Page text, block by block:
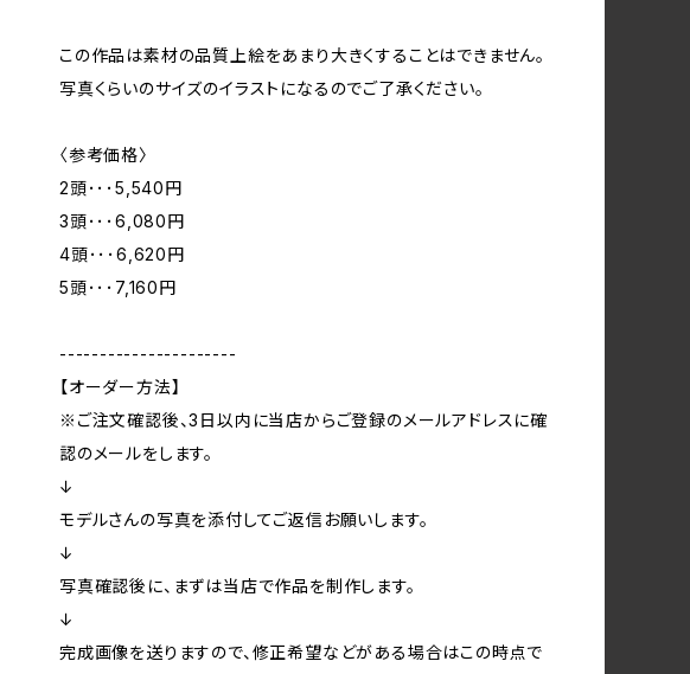
この作品は素材の品質上絵をあまり大きくすることはできません。
写真くらいのサイズのイラストになるのでご了承ください。
〈参考価格〉
2頭･･･5,540円
3頭･･･6,080円
4頭･･･6,620円
5頭･･･7,160円
----------------------
【オーダー方法】
※ご注文確認後、3日以内に当店からご登録のメールアドレスに確
認のメールをします。
↓
モデルさんの写真を添付してご返信お願いします。
↓
写真確認後に、まずは当店で作品を制作します。
↓
完成画像を送りますので、修正希望などがある場合はこの時点で